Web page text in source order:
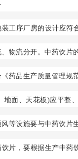
工序厂房的设计应符
物流分开。中药饮片
药品生产质量管理规
地面、天花板)应平整
等设施要与中药饮片
片，要根据生产中药